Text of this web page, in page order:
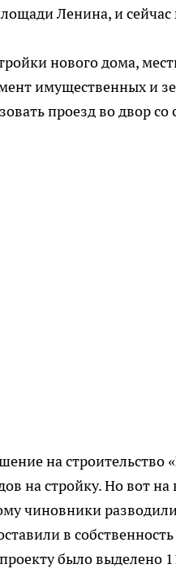
Ленина, и сейчас
нового дома,
имущественных и
проезд во двор
на строительство
на стройку. Но вот
чиновники
в
было выделено